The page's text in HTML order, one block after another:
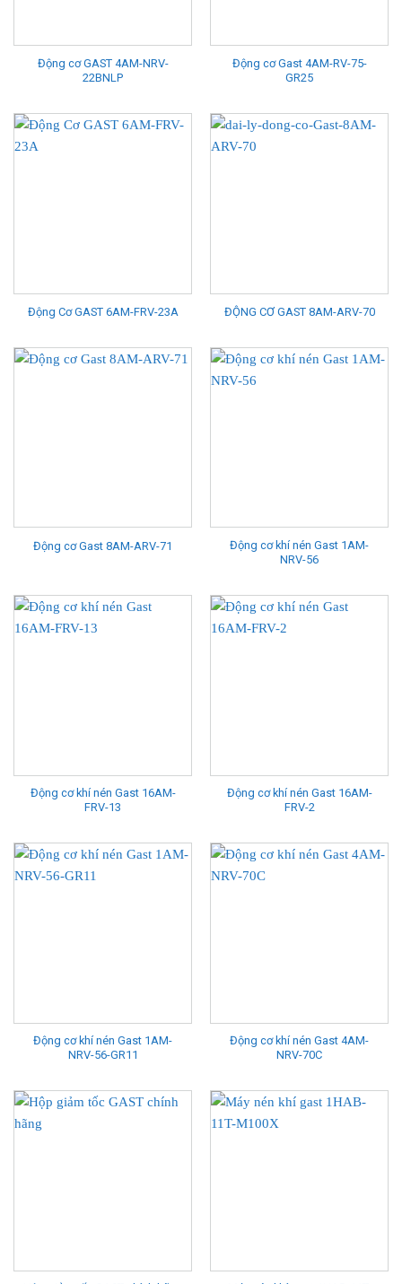
Động cơ GAST 4AM-NRV-
22BNLP
Động cơ Gast 4AM-RV-75-
GR25
Động Cơ GAST 6AM-FRV-23A ĐỘNG CƠ GAST 8AM-ARV-70
Động cơ Gast 8AM-ARV-71
Động cơ khí nén Gast 1AM-
NRV-56
Động cơ khí nén Gast 16AM-
FRV-13
Động cơ khí nén Gast 16AM-
FRV-2
Động cơ khí nén Gast 1AM-
NRV-56-GR11
Động cơ khí nén Gast 4AM-
NRV-70C